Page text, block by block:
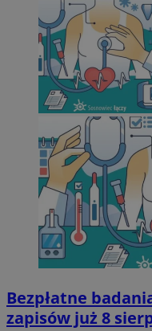
Bezpłatne
zapisów już 8